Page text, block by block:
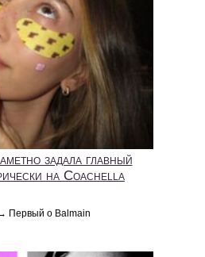
задала главный
на Coachella
Первый о Balmain